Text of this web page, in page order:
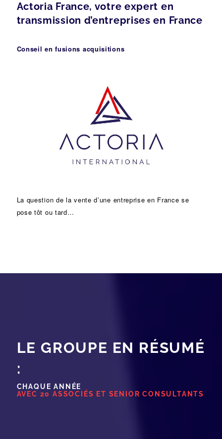
Actoria France, votre expert en
transmission d’entreprises en France
Conseil en fusions acquisitions
La question de la vente d’une entreprise en France se
pose tôt ou tard…
LE GROUPE EN RÉSUMÉ
:
CHAQUE ANNÉE
AVEC 20 ASSOCIÉS ET SENIOR CONSULTANTS